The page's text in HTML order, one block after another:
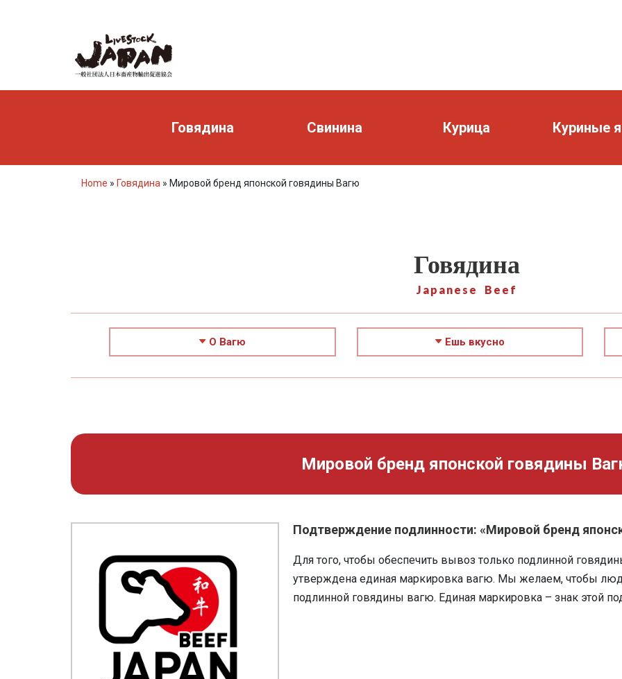
Говядина Свинина Курица Куриные
Home » Говядина » Мировой бренд японской говядины Вагю
Говядина
Japanese Beef
О Вагю Ешь вкусно
Мировой бренд японской говядины
Подтверждение подлинности: «Мировой бренд
Для того, чтобы обеспечить вывоз только подлинной
утверждена единая маркировка вагю. Мы желаем, чтобы
подлинной говядины вагю. Единая маркировка – знак этой